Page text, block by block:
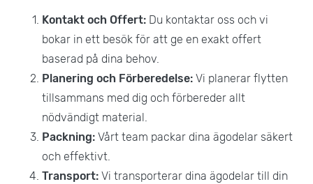
Kontakt och Offert: Du kontaktar oss och vi
bokar in ett besök för att ge en exakt offert
baserad på dina behov.
Planering och Förberedelse: Vi planerar flytten
tillsammans med dig och förbereder allt
nödvändigt material.
Packning: Vårt team packar dina ägodelar säkert
och effektivt.
Transport: Vi transporterar dina ägodelar till din